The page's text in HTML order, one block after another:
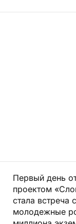
Первый день
проектом
стала встреча
молодежные